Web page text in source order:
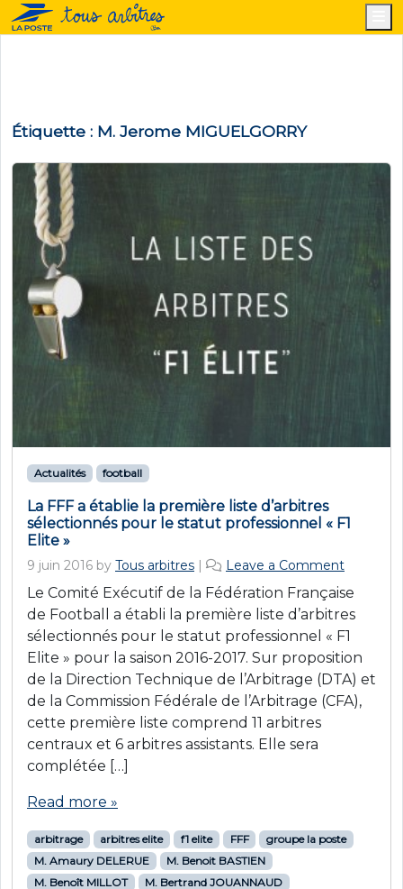
Étiquette : M. Jerome MIGUELGORRY
Actualités football
La FFF a établie la première liste d’arbitres
sélectionnés pour le statut professionnel « F1
Elite »
9 juin 2016 by Tous arbitres | Leave a Comment
Le Comité Exécutif de la Fédération Française
de Football a établi la première liste d’arbitres
sélectionnés pour le statut professionnel « F1
Elite » pour la saison 2016-2017. Sur proposition
de la Direction Technique de l’Arbitrage (DTA) et
de la Commission Fédérale de l’Arbitrage (CFA),
cette première liste comprend 11 arbitres
centraux et 6 arbitres assistants. Elle sera
complétée […]
Read more »
arbitrage arbitres elite f1 elite FFF
groupe la poste
M. Amaury DELERUE
M. Benoit BASTIEN
M. Benoît MILLOT
M. Bertrand JOUANNAUD